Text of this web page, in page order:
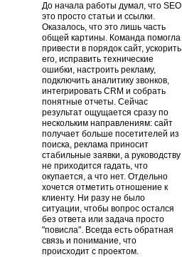
До начала работы думал, что SEO
это просто статьи и ссылки.
Оказалось, что это лишь часть
общей картины. Команда помогла
привести в порядок сайт, ускорить
его, исправить технические
ошибки, настроить рекламу,
подключить аналитику звонков,
интегрировать CRM и собрать
понятные отчеты. Сейчас
результат ощущается сразу по
нескольким направлениям: сайт
получает больше посетителей из
поиска, реклама приносит
стабильные заявки, а руководству
не приходится гадать, что
окупается, а что нет. Отдельно
хочется отметить отношение к
клиенту. Ни разу не было
ситуации, чтобы вопрос остался
без ответа или задача просто
"повисла". Всегда есть обратная
связь и понимание, что
происходит с проектом.